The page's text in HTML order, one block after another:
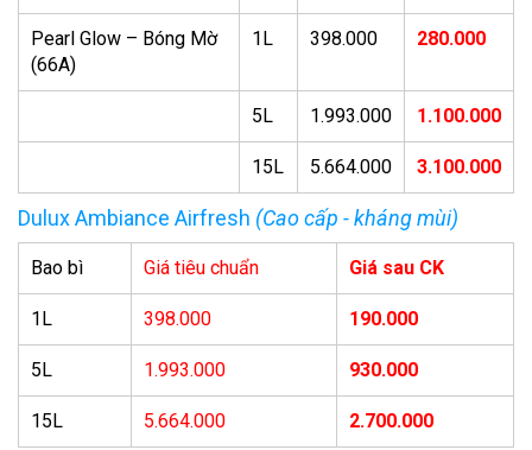
Pearl Glow – Bóng Mờ
(66A)
1L 398.000 280.000
5L 1.993.000 1.100.000
15L 5.664.000 3.100.000
Dulux Ambiance Airfresh (Cao cấp - kháng mùi)
Bao bì Giá tiêu chuẩn Giá sau CK
1L 398.000 190.000
5L 1.993.000 930.000
15L 5.664.000 2.700.000